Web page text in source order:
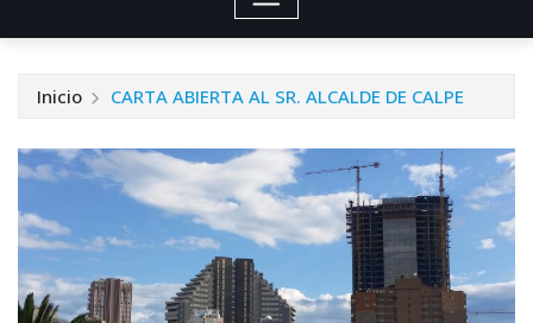
Inicio CARTA ABIERTA AL SR. ALCALDE DE CALPE